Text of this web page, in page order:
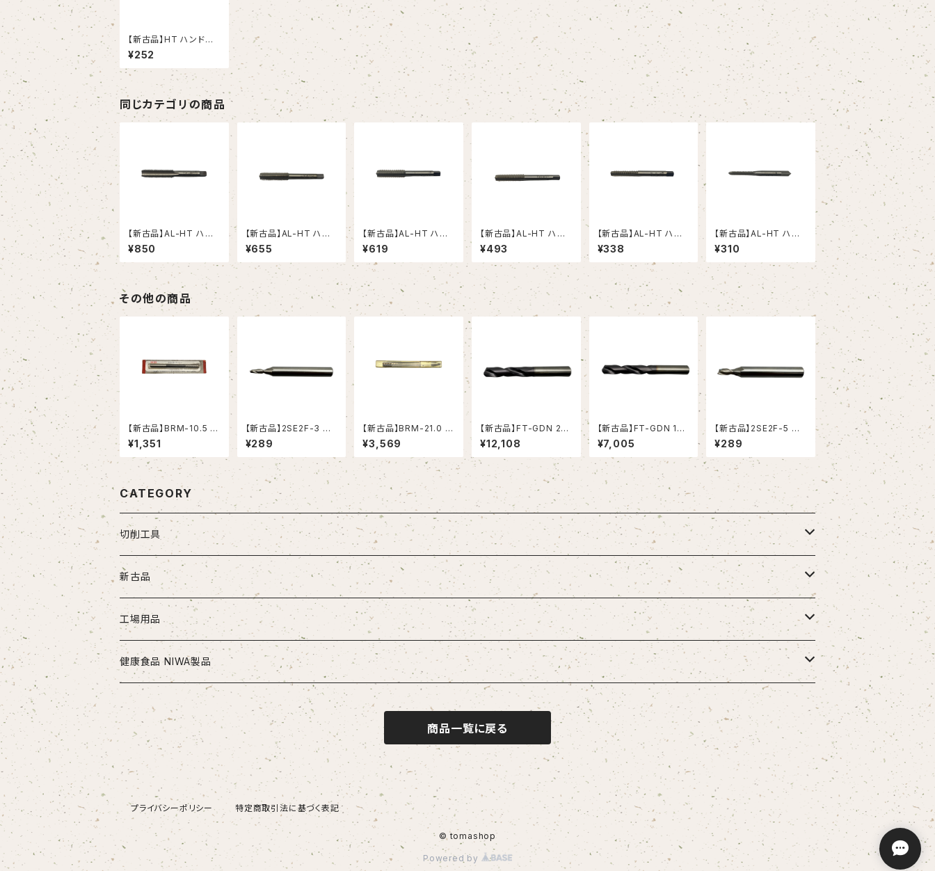
【新古品】HT ハンドタッ
プ M5X0.8 （OSG）
¥252
同じカテゴリの商品
【新古品】AL-HT ハン
ドタップ Ｍ12X1.75 ア
ルミニウム合金用（OS
G）
¥850
【新古品】AL-HT ハン
ドタップ Ｍ10X1.5 アル
ミニウム合金用（OSG）
¥655
【新古品】AL-HT ハン
ドタップ Ｍ10X1.25 ア
ルミニウム合金用（OS
G）
¥619
【新古品】AL-HT ハン
ドタップ Ｍ8X1.25 アル
ミニウム合金用（OSG）
¥493
【新古品】AL-HT ハン
ドタップ Ｍ6X1 アルミ
ニウム合金用（OSG）
¥338
【新古品】AL-HT ハン
ドタップ Ｍ4X0.7 アル
ミニウム合金用（OSG）
¥310
その他の商品
【新古品】BRM-10.5 ブ
ローチリーマ モールス
テーパシャンク（日研工
作所）
¥1,351
【新古品】2SE2F-3 ハ
イスエンドミル (YG-1)
¥289
【新古品】BRM-21.0 ブ
ローチリーマ モールス
テーパシャンク（日研工
作所）
¥3,569
【新古品】FT-GDN 20.
0 超硬ドリル (OSG)
¥12,108
【新古品】FT-GDN 16.
0 超硬ドリル (OSG)
¥7,005
【新古品】2SE2F-5 ハ
イスエンドミル (YG-1)
¥289
CATEGORY
切削工具
ドリル
ソリッドドリル（超硬/ハイス/他）
段付きドリル・座繰りドリル
ヘッド交換式ドリル
ヘッド交換式ドリル用ホルダ
刃先交換式ドリル用チップ
刃先交換式ドリル用ホルダ
センタリングドリル・センタードリル・スポットドリル
エンドミル
超硬エンドミル
ハイスエンドミル
タップ
ハンドタップ
スパイラルタップ
ポイントタップ
ロールタップ
ストレートリーマ・ハンドリーマ
スパイラルリーマ・ヘリカルリーマ
テーパリーマ
チップ
外径用・内径用チップ
溝入れ用・突っ切り用チップ
ねじ切り用チップ（旋盤）
新古品
お得セット品
切削工具
エンドミル
タップ
リーマ
チップ
治具
コレット
測定工具
コンベックス・巻尺
ノギス・定規
作業工具
工場用品
安全・保護用品
ヘルメット
健康食品 NIWA製品
ニワメイツ21 [送料無料]
ニワAOAFスペシャル[送料無料]
ロイヤルセレクト [送料無料]
商品一覧に戻る
プライバシーポリシー 特定商取引法に基づく表記
© tomashop
Powered by